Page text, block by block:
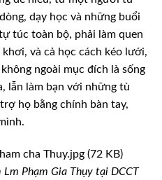
dạy học và những buổi
túc toàn bộ, phải làm quen
và cả học cách kéo lưới,
ngoài mục đích là sống
lẫn làm bạn với những tù
họ bằng chính bàn tay,
Phạm Gia Thụy tại DCCT